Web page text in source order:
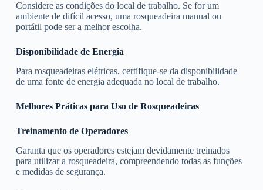
Considere as condições do local de trabalho. Se for um
ambiente de difícil acesso, uma rosqueadeira manual ou
portátil pode ser a melhor escolha.
Disponibilidade de Energia
Para rosqueadeiras elétricas, certifique-se da disponibilidade
de uma fonte de energia adequada no local de trabalho.
Melhores Práticas para Uso de Rosqueadeiras
Treinamento de Operadores
Garanta que os operadores estejam devidamente treinados
para utilizar a rosqueadeira, compreendendo todas as funções
e medidas de segurança.